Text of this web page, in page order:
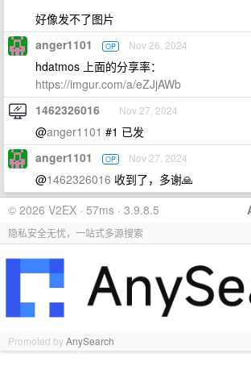
好像发不了图片
anger1101 OP Nov 26, 2024
hdatmos 上面的分享率：
https://imgur.com/a/eZJjAWb
1462326016 Nov 27, 2024
@anger1101 #1 已发
anger1101 OP Nov 27, 2024
@1462326016 收到了，多谢🙏
© 2026 V2EX · 57ms · 3.9.8.5
隐私安全无忧，一站式多源搜索
Promoted byAnySearch